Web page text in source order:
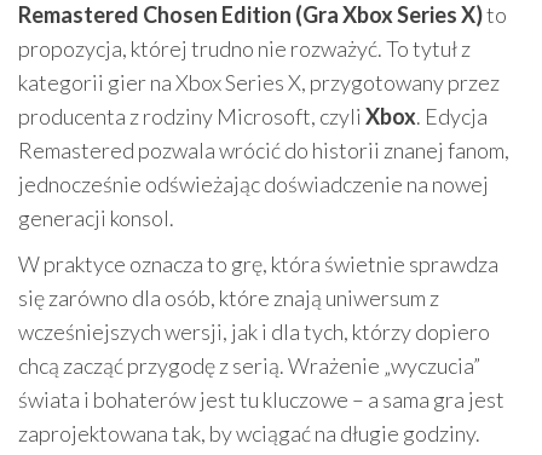
Remastered Chosen Edition (Gra Xbox Series X)to
propozycja, której trudno nie rozważyć. To tytuł z
kategorii gier na Xbox Series X, przygotowany przez
producenta z rodziny Microsoft, czyli Xbox. Edycja
Remastered pozwala wrócić do historii znanej fanom,
jednocześnie odświeżając doświadczenie na nowej
generacji konsol.
W praktyce oznacza to grę, która świetnie sprawdza
się zarówno dla osób, które znają uniwersum z
wcześniejszych wersji, jak i dla tych, którzy dopiero
chcą zacząć przygodę z serią. Wrażenie „wyczucia”
świata i bohaterów jest tu kluczowe – a sama gra jest
zaprojektowana tak, by wciągać na długie godziny.